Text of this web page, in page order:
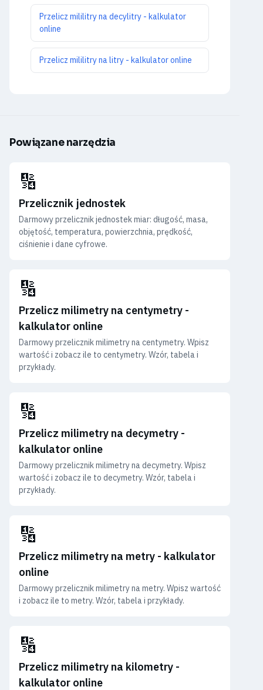
Przelicz mililitry na decylitry - kalkulator
online
Przelicz mililitry na litry - kalkulator online
Powiązane narzędzia
🔢
Przelicznik jednostek
Darmowy przelicznik jednostek miar: długość, masa,
objętość, temperatura, powierzchnia, prędkość,
ciśnienie i dane cyfrowe.
🔢
Przelicz milimetry na centymetry -
kalkulator online
Darmowy przelicznik milimetry na centymetry. Wpisz
wartość i zobacz ile to centymetry. Wzór, tabela i
przykłady.
🔢
Przelicz milimetry na decymetry -
kalkulator online
Darmowy przelicznik milimetry na decymetry. Wpisz
wartość i zobacz ile to decymetry. Wzór, tabela i
przykłady.
🔢
Przelicz milimetry na metry - kalkulator
online
Darmowy przelicznik milimetry na metry. Wpisz wartość
i zobacz ile to metry. Wzór, tabela i przykłady.
🔢
Przelicz milimetry na kilometry -
kalkulator online